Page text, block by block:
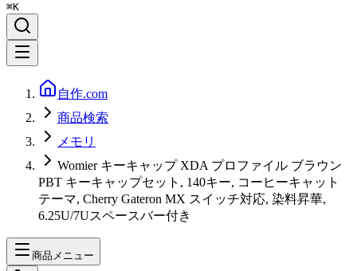
⌘K
自作.com
商品検索
メモリ
Womier キーキャップ XDA プロファイル ブラウン
PBT キーキャップセット, 140キー, コーヒーキャット
テーマ, Cherry Gateron MX スイッチ対応, 染料昇華,
6.25U/7Uスペースバー付き
商品メニュー